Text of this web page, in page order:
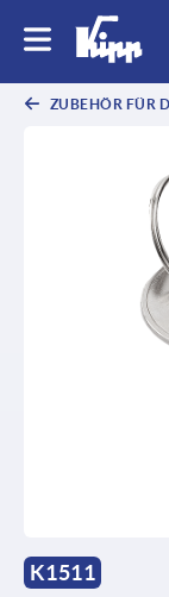
ZUBEHÖR FÜR
K1511